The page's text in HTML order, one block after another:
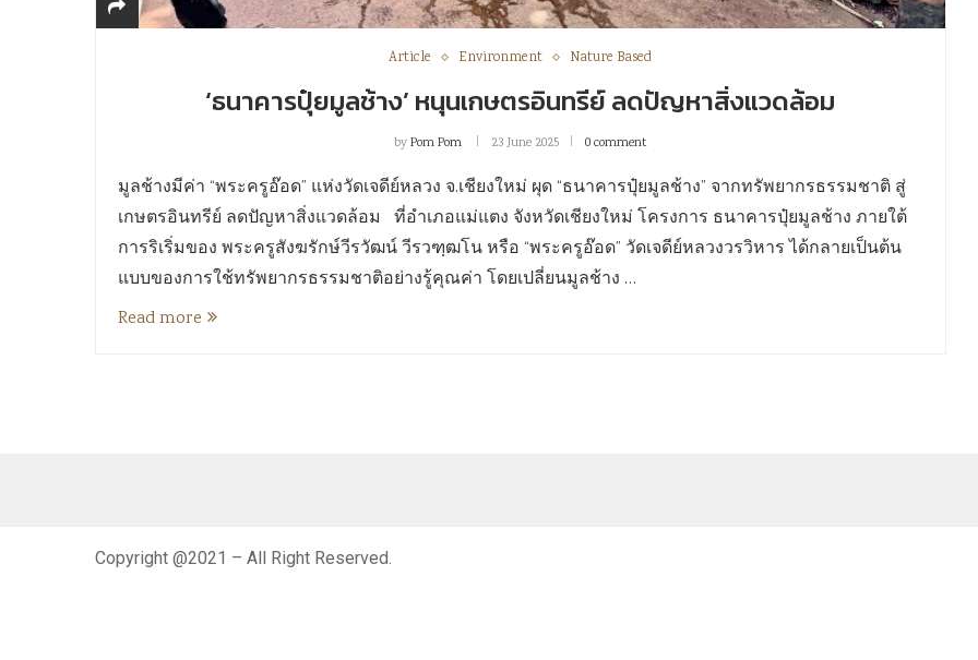
Article Environment Nature Based
‘ธนาคารปุ๋ยมูลช้าง’ หนุนเกษตรอินทรีย์ ลดปัญหาสิ่งแวดล้อม
byPom Pom 23 June 2025 0 comment
มูลช้างมีค่า “พระครูอ๊อด” แห่งวัดเจดีย์หลวง จ.เชียงใหม่ ผุด “ธนาคารปุ๋ยมูลช้าง” จากทรัพยากรธรรมชาติ สู่
เกษตรอินทรีย์ ลดปัญหาสิ่งแวดล้อม ที่อำเภอแม่แตง จังหวัดเชียงใหม่ โครงการ ธนาคารปุ๋ยมูลช้าง ภายใต้
การริเริ่มของ พระครูสังฆรักษ์วีรวัฒน์ วีรวฑฺฒโน หรือ “พระครูอ๊อด” วัดเจดีย์หลวงวรวิหาร ได้กลายเป็นต้น
แบบของการใช้ทรัพยากรธรรมชาติอย่างรู้คุณค่า โดยเปลี่ยนมูลช้าง …
Read more
Copyright @2021 – All Right Reserved.